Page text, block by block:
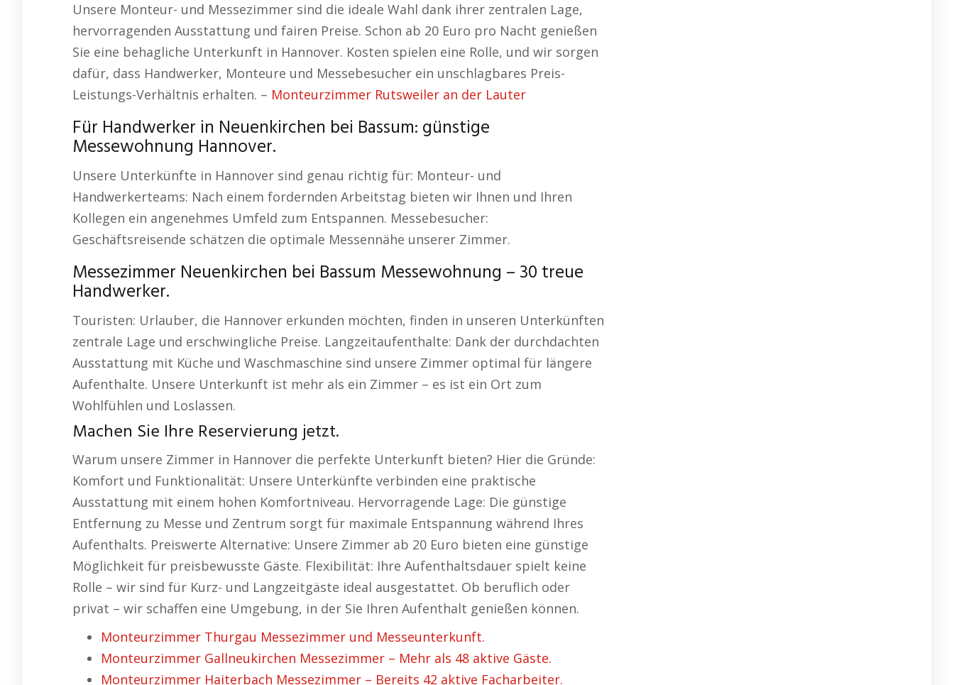
Unsere Monteur- und Messezimmer sind die ideale Wahl dank ihrer zentralen Lage,
hervorragenden Ausstattung und fairen Preise. Schon ab 20 Euro pro Nacht genießen
Sie eine behagliche Unterkunft in Hannover. Kosten spielen eine Rolle, und wir sorgen
dafür, dass Handwerker, Monteure und Messebesucher ein unschlagbares Preis-
Leistungs-Verhältnis erhalten. – Monteurzimmer Rutsweiler an der Lauter
Für Handwerker in Neuenkirchen bei Bassum: günstige
Messewohnung Hannover.
Unsere Unterkünfte in Hannover sind genau richtig für: Monteur- und
Handwerkerteams: Nach einem fordernden Arbeitstag bieten wir Ihnen und Ihren
Kollegen ein angenehmes Umfeld zum Entspannen. Messebesucher:
Geschäftsreisende schätzen die optimale Messennähe unserer Zimmer.
Messezimmer Neuenkirchen bei Bassum Messewohnung – 30 treue
Handwerker.
Touristen: Urlauber, die Hannover erkunden möchten, finden in unseren Unterkünften
zentrale Lage und erschwingliche Preise. Langzeitaufenthalte: Dank der durchdachten
Ausstattung mit Küche und Waschmaschine sind unsere Zimmer optimal für längere
Aufenthalte. Unsere Unterkunft ist mehr als ein Zimmer – es ist ein Ort zum
Wohlfühlen und Loslassen.
Machen Sie Ihre Reservierung jetzt.
Warum unsere Zimmer in Hannover die perfekte Unterkunft bieten? Hier die Gründe:
Komfort und Funktionalität: Unsere Unterkünfte verbinden eine praktische
Ausstattung mit einem hohen Komfortniveau. Hervorragende Lage: Die günstige
Entfernung zu Messe und Zentrum sorgt für maximale Entspannung während Ihres
Aufenthalts. Preiswerte Alternative: Unsere Zimmer ab 20 Euro bieten eine günstige
Möglichkeit für preisbewusste Gäste. Flexibilität: Ihre Aufenthaltsdauer spielt keine
Rolle – wir sind für Kurz- und Langzeitgäste ideal ausgestattet. Ob beruflich oder
privat – wir schaffen eine Umgebung, in der Sie Ihren Aufenthalt genießen können.
Monteurzimmer Thurgau Messezimmer und Messeunterkunft.
Monteurzimmer Gallneukirchen Messezimmer – Mehr als 48 aktive Gäste.
Monteurzimmer Haiterbach Messezimmer – Bereits 42 aktive Facharbeiter.